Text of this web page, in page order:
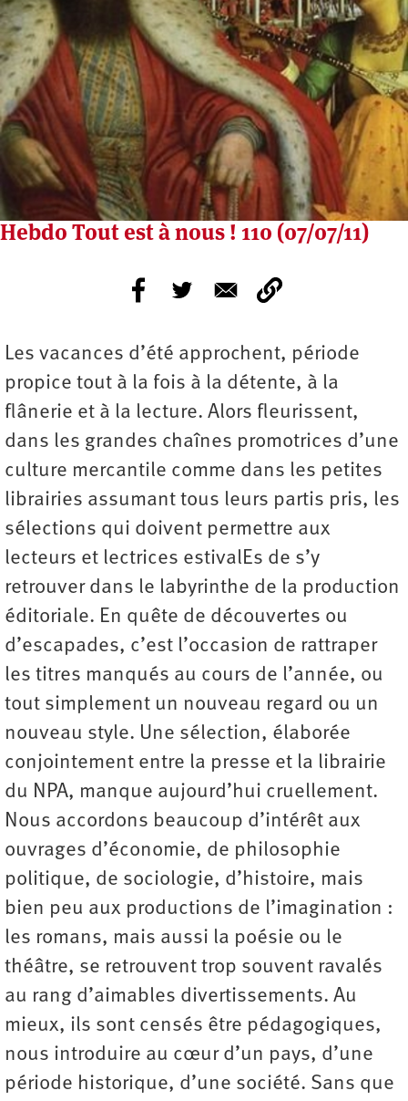
Hebdo Tout est à nous ! 110 (07/07/11)
Les vacances d’été approchent, période
propice tout à la fois à la détente, à la
flânerie et à la lecture. Alors fleurissent,
dans les grandes chaînes promotrices d’une
culture mercantile comme dans les petites
librairies assumant tous leurs partis pris, les
sélections qui doivent permettre aux
lecteurs et lectrices estivalEs de s’y
retrouver dans le labyrinthe de la production
éditoriale. En quête de découvertes ou
d’escapades, c’est l’occasion de rattraper
les titres manqués au cours de l’année, ou
tout simplement un nouveau regard ou un
nouveau style. Une sélection, élaborée
conjointement entre la presse et la librairie
du NPA, manque aujourd’hui cruellement.
Nous accordons beaucoup d’intérêt aux
ouvrages d’économie, de philosophie
politique, de sociologie, d’histoire, mais
bien peu aux productions de l’imagination :
les romans, mais aussi la poésie ou le
théâtre, se retrouvent trop souvent ravalés
au rang d’aimables divertissements. Au
mieux, ils sont censés être pédagogiques,
nous introduire au cœur d’un pays, d’une
période historique, d’une société. Sans que